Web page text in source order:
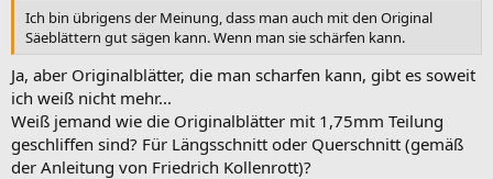
Ich bin übrigens der Meinung, dass man auch mit den Original
Säeblättern gut sägen kann. Wenn man sie schärfen kann.
Ja, aber Originalblätter, die man scharfen kann, gibt es soweit
ich weiß nicht mehr...
Weiß jemand wie die Originalblätter mit 1,75mm Teilung
geschliffen sind? Für Längsschnitt oder Querschnitt (gemäß
der Anleitung von Friedrich Kollenrott)?